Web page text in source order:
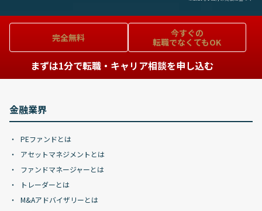
完全無料
今すぐの
転職でなくてもOK
まずは1分で転職・キャリア相談を申し込む
金融業界
PEファンドとは
アセットマネジメントとは
ファンドマネージャーとは
トレーダーとは
M&Aアドバイザリーとは